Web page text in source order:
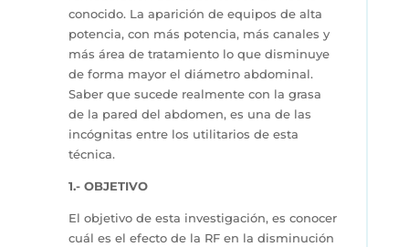
conocido. La aparición de equipos de alta
potencia, con más potencia, más canales y
más área de tratamiento lo que disminuye
de forma mayor el diámetro abdominal.
Saber que sucede realmente con la grasa
de la pared del abdomen, es una de las
incógnitas entre los utilitarios de esta
técnica.
1.- OBJETIVO
El objetivo de esta investigación, es conocer
cuál es el efecto de la RF en la disminución